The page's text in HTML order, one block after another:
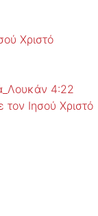
Χριστό
4:22
Ιησού Χριστό